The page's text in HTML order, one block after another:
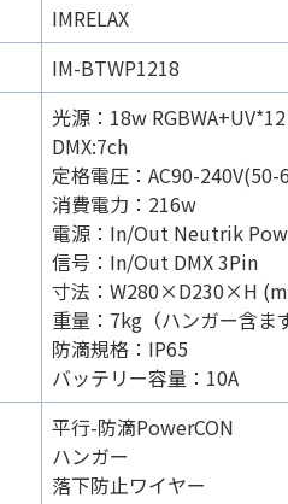
IMRELAX
IM-BTWP1218
光源：18w RGBWA+UV*12
DMX:7ch
定格電圧：AC90-240V(50-
消費電力：216w
電源：In/Out Neutrik
信号：In/Out DMX 3Pin
寸法：W280×D230×H
重量：7kg（ハンガー含ま
防滴規格：IP65
バッテリー容量：10A
平行-防滴PowerCON
ハンガー
落下防止ワイヤー